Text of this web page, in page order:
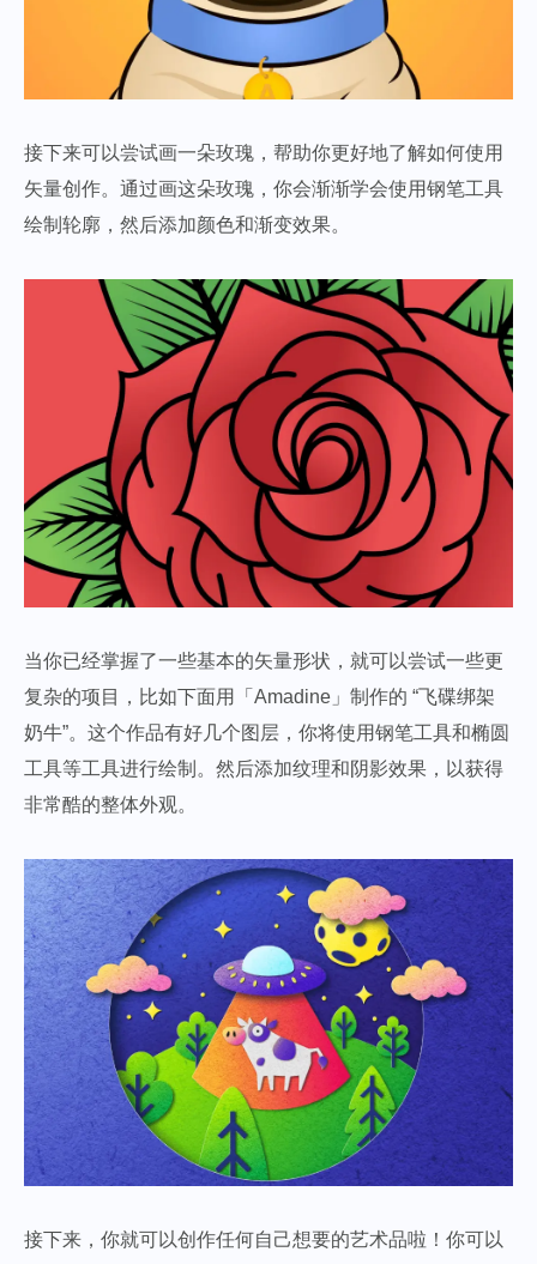
接下来可以尝试画一朵玫瑰，帮助你更好地了解如何使用
矢量创作。通过画这朵玫瑰，你会渐渐学会使用钢笔工具
绘制轮廓，然后添加颜色和渐变效果。
当你已经掌握了一些基本的矢量形状，就可以尝试一些更
复杂的项目，比如下面用「Amadine」制作的 “飞碟绑架
奶牛”。这个作品有好几个图层，你将使用钢笔工具和椭圆
工具等工具进行绘制。然后添加纹理和阴影效果，以获得
非常酷的整体外观。
接下来，你就可以创作任何自己想要的艺术品啦！你可以